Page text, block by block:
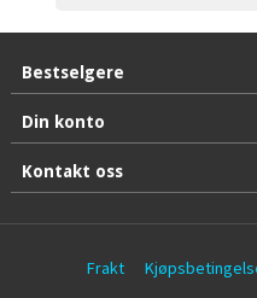
Bestselgere
Din konto
Kontakt oss
Frakt